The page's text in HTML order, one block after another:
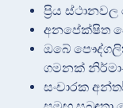
ප්‍රිය
අනපේක්ෂිත
ඔබේ
ගමනක්
සංචාරක